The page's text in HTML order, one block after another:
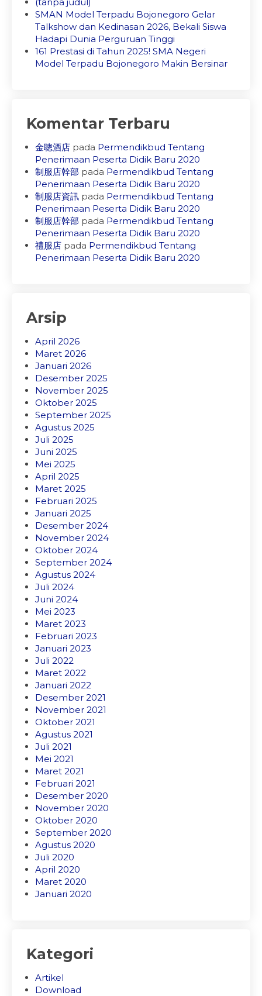
SMAN Model Terpadu Bojonegoro Gelar
Talkshow dan Kedinasan 2026, Bekali Siswa
Hadapi Dunia Perguruan Tinggi
161 Prestasi di Tahun 2025! SMA Negeri
Model Terpadu Bojonegoro Makin Bersinar
Komentar Terbaru
金聰酒店 pada Permendikbud Tentang
Penerimaan Peserta Didik Baru 2020
制服店幹部 pada Permendikbud Tentang
Penerimaan Peserta Didik Baru 2020
制服店資訊 pada Permendikbud Tentang
Penerimaan Peserta Didik Baru 2020
制服店幹部 pada Permendikbud Tentang
Penerimaan Peserta Didik Baru 2020
禮服店 pada Permendikbud Tentang
Penerimaan Peserta Didik Baru 2020
Arsip
April 2026
Maret 2026
Januari 2026
Desember 2025
November 2025
Oktober 2025
September 2025
Agustus 2025
Juli 2025
Juni 2025
Mei 2025
April 2025
Maret 2025
Februari 2025
Januari 2025
Desember 2024
November 2024
Oktober 2024
September 2024
Agustus 2024
Juli 2024
Juni 2024
Mei 2023
Maret 2023
Februari 2023
Januari 2023
Juli 2022
Maret 2022
Januari 2022
Desember 2021
November 2021
Oktober 2021
Agustus 2021
Juli 2021
Mei 2021
Maret 2021
Februari 2021
Desember 2020
November 2020
Oktober 2020
September 2020
Agustus 2020
Juli 2020
April 2020
Maret 2020
Januari 2020
Kategori
Artikel
Download